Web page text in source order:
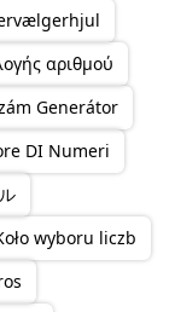
αριθμού
Generátor
DI Numeri
wyboru liczb